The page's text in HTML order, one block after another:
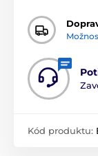
Kód produktu: